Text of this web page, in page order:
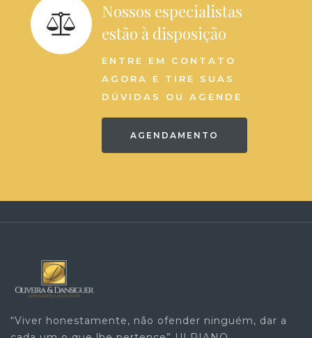
Nossos especialistas
estão à disposição
ENTRE EM CONTATO
AGORA E TIRE SUAS
DÚVIDAS OU AGENDE
AGENDAMENTO
“Viver honestamente, não ofender ninguém, dar a